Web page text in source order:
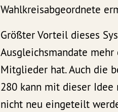
Wahlkreisabgeordnete
Größter Vorteil dieses
Ausgleichsmandate
Mitglieder hat. Auch die
280 kann mit dieser Idee
nicht neu eingeteilt